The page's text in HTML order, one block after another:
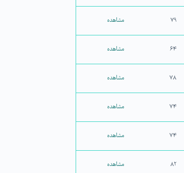
۷۹ مشاهده
۶۴ مشاهده
۷۸ مشاهده
۷۴ مشاهده
۷۴ مشاهده
۸۲ مشاهده